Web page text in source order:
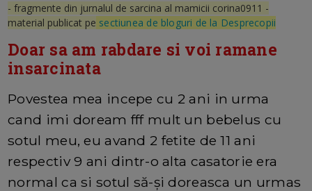
- fragmente din jurnalul de sarcina al mamicii corina0911 -
material publicat pe sectiunea de bloguri de la Desprecopii
Doar sa am rabdare si voi ramane
insarcinata
Povestea mea incepe cu 2 ani in urma
cand imi doream fff mult un bebelus cu
sotul meu, eu avand 2 fetite de 11 ani
respectiv 9 ani dintr-o alta casatorie era
normal ca si sotul să-și doreasca un urmas